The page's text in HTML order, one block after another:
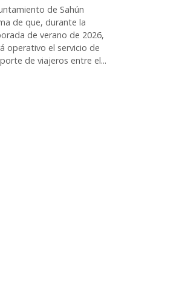
de Sahún
de que, durante la
de verano de 2026,
operativo el servicio de
de viajeros entre el...